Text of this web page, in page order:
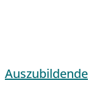
Auszubildende